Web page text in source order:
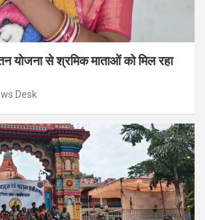
योजना से श्रमिक माताओं को मिल रहा
Desk